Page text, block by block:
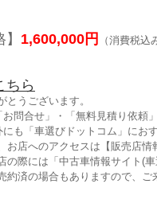
1,600,000円 （消費税込
ちら
とうございます。
問合せ」・「無料見積り依頼
も「車選びドットコム」にお
お店へのアクセスは【販売店情
の際には「中古車情報サイト(
約済の場合もありますので、